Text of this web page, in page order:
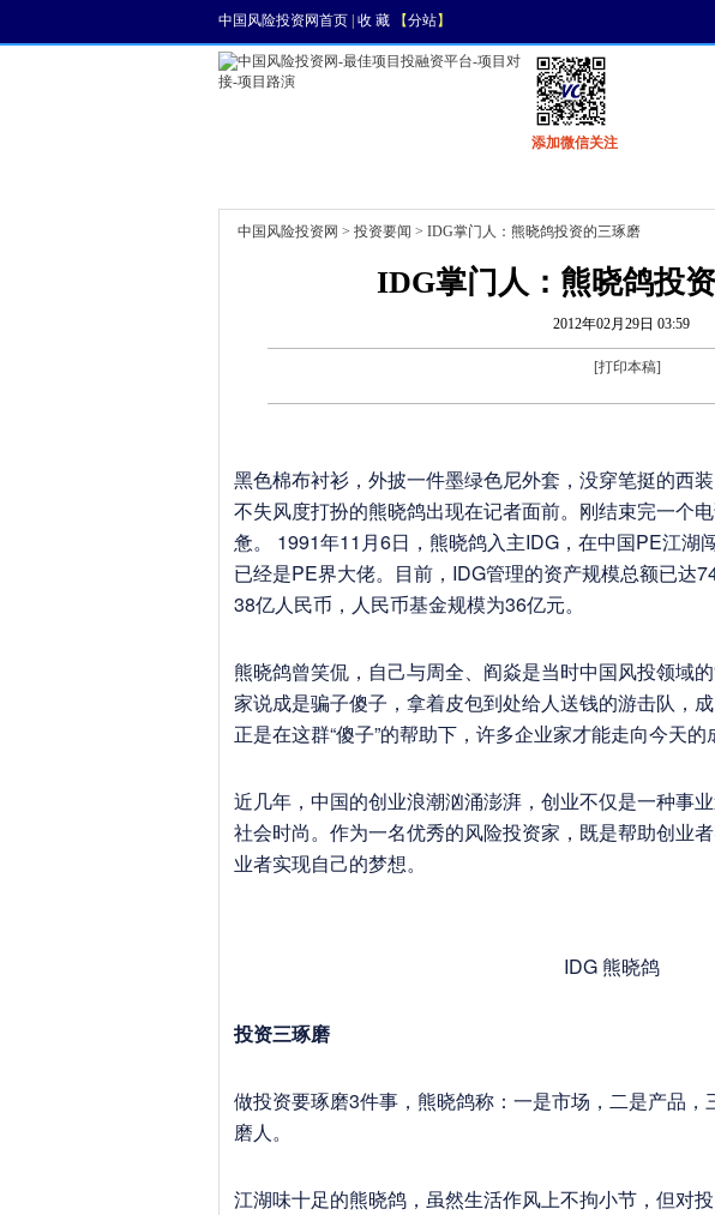
中国风险投资网首页 收 藏 【分站】
添加微信关注
中国风险投资网 > 投资要闻 > IDG掌门人：熊晓鸽投资的三琢磨
IDG掌门人：熊晓鸽投
2012年02月29日 03:59
[打印本稿]
黑色棉布衬衫，外披一件墨绿色尼外套，没穿笔挺的西
不失风度打扮的熊晓鸽出现在记者面前。刚结束完一个
惫。 1991年11月6日，熊晓鸽入主IDG，在中国PE江湖
已经是PE界大佬。目前，IDG管理的资产规模总额已达
38亿人民币，人民币基金规模为36亿元。
熊晓鸽曾笑侃，自己与周全、阎焱是当时中国风投领域
家说成是骗子傻子，拿着皮包到处给人送钱的游击队，
正是在这群“傻子”的帮助下，许多企业家才能走向今天的
近几年，中国的创业浪潮汹涌澎湃，创业不仅是一种事
社会时尚。作为一名优秀的风险投资家，既是帮助创业
业者实现自己的梦想。
IDG 熊晓鸽
投资三琢磨
做投资要琢磨3件事，熊晓鸽称：一是市场，二是产品
磨人。
江湖味十足的熊晓鸽，虽然生活作风上不拘小节，但对